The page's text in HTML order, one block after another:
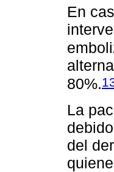
En
80%.
La
del